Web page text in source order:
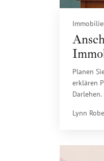
Planen
erklären
Lynn